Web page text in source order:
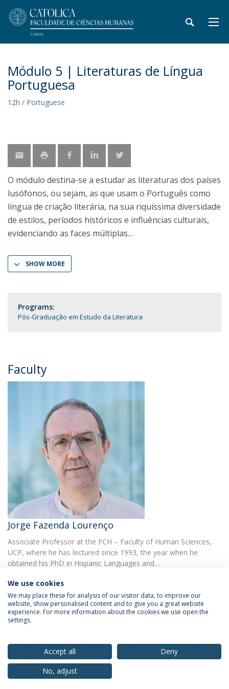
Módulo 5 | Literaturas de Língua
Portuguesa
12h / Portuguese
O módulo destina-se a estudar as literaturas dos países
lusófonos, ou sejam, as que usam o Português como
língua de criação literária, na sua riquíssima diversidade
de estilos, períodos históricos e influências culturais,
evidenciando as faces múltiplas
SHOW MORE
Programs:
Pós-Graduação em Estudo da Literatura
Faculty
Jorge Fazenda Lourenço
Associate Professor at the FCH – Faculty of Human Sciences,
UCP, where he has lectured since 1993, the year when he
obtained his PhD in Hispanic Languages and…
Privacy Policy
© 2026 Universidade Católica Portuguesa
We use cookies
We may place these for analysis of our visitor data, to improve our
website, show personalised content and to give you a great website
experience. For more information about the cookies we use open the
settings.
Accept all
Deny
No, adjust